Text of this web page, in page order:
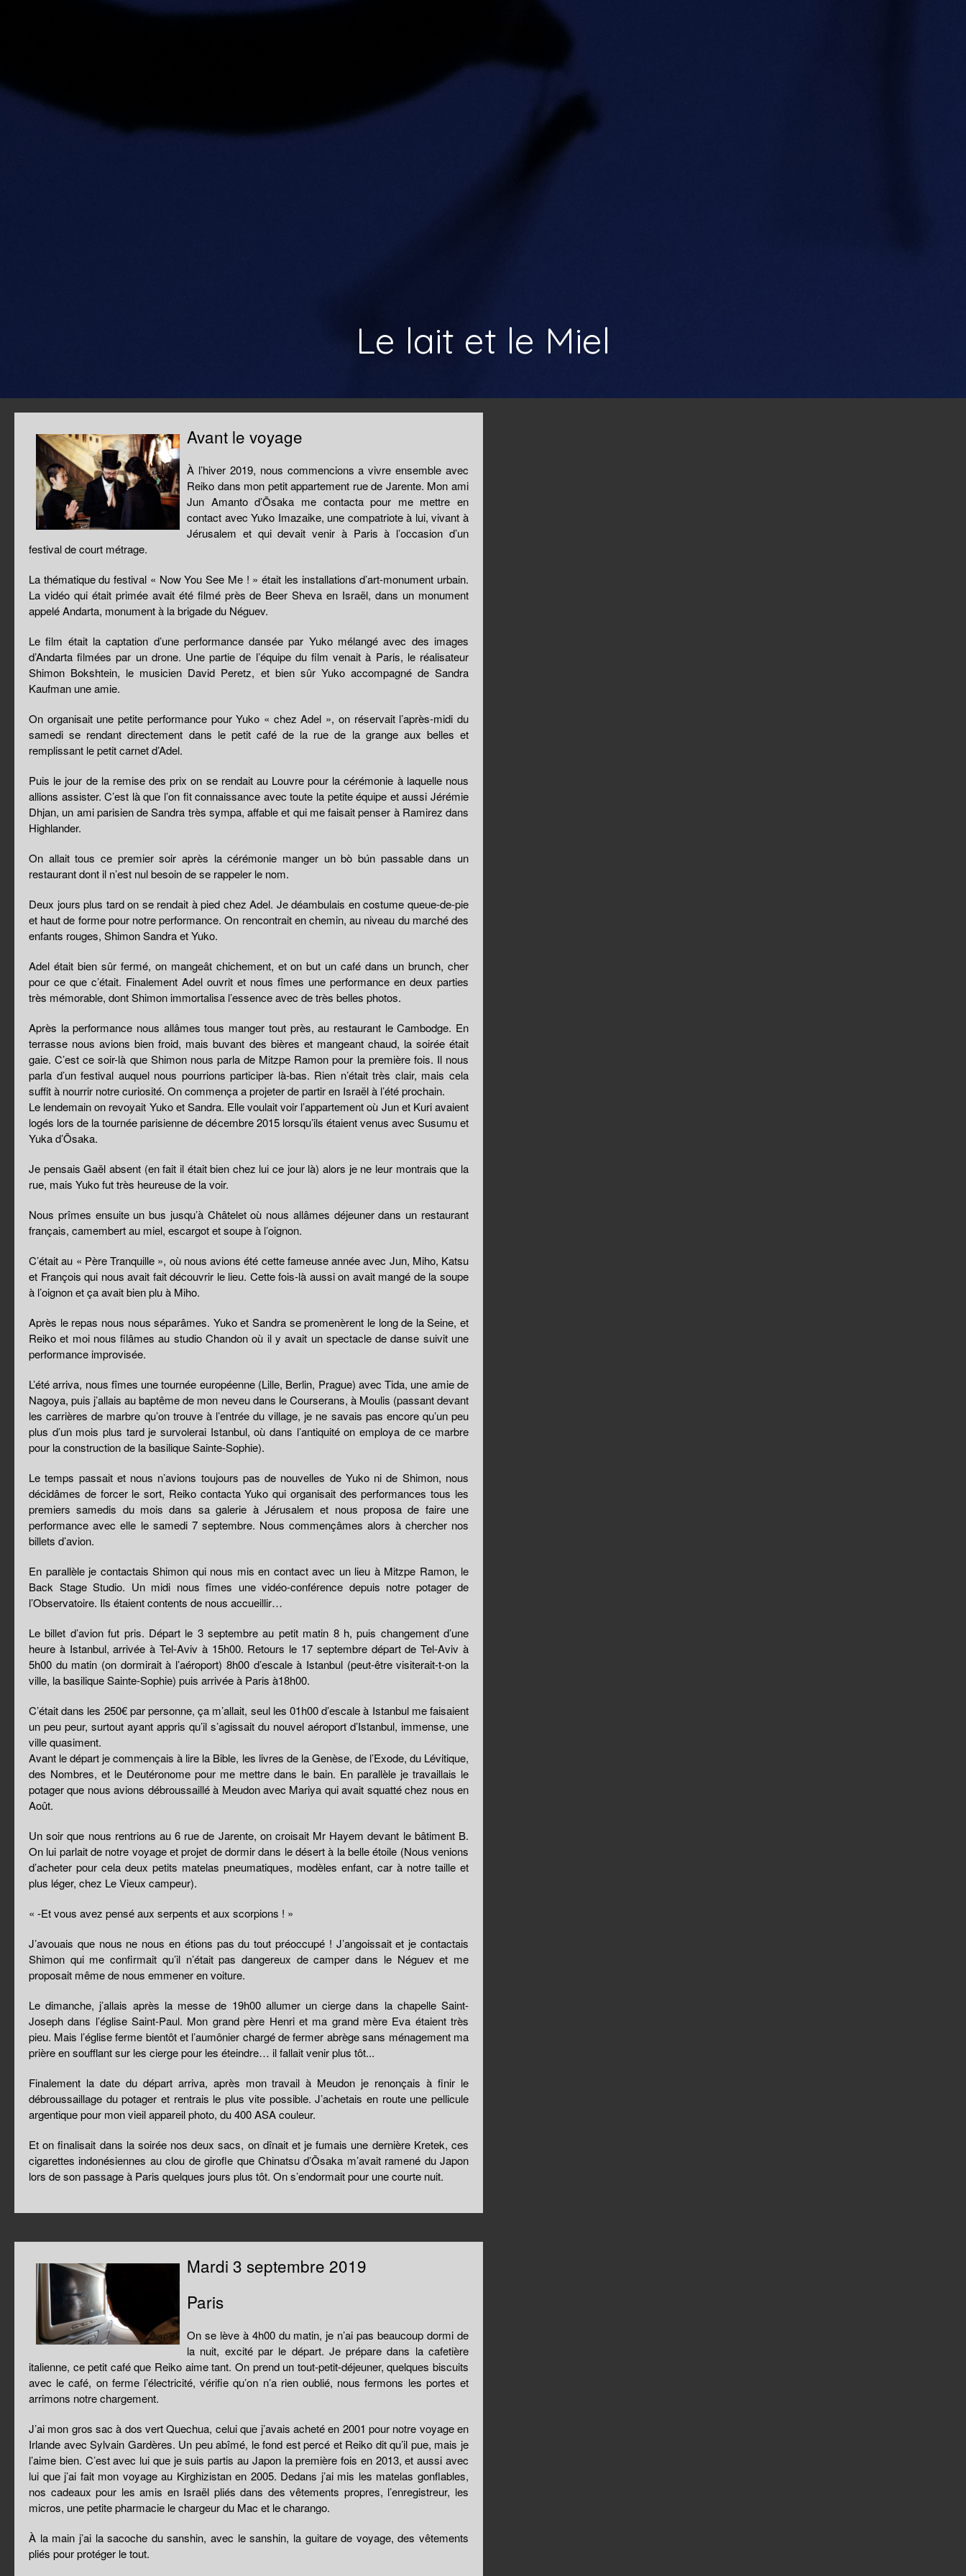
Le lait et le Miel
Avant le voyage
À l’hiver 2019, nous commencions a vivre ensemble avec
Reiko dans mon petit appartement rue de Jarente. Mon ami
Jun Amanto d’Ōsaka me contacta pour me mettre en
contact avec Yuko Imazaike, une compatriote à lui, vivant à
Jérusalem et qui devait venir à Paris à l’occasion d’un
festival de court métrage.
La thématique du festival « Now You See Me ! » était les installations d’art-monument urbain.
La vidéo qui était primée avait été filmé près de Beer Sheva en Israël, dans un monument
appelé Andarta, monument à la brigade du Néguev.
Le film était la captation d’une performance dansée par Yuko mélangé avec des images
d’Andarta filmées par un drone. Une partie de l’équipe du film venait à Paris, le réalisateur
Shimon Bokshtein, le musicien David Peretz, et bien sûr Yuko accompagné de Sandra
Kaufman une amie.
On organisait une petite performance pour Yuko « chez Adel », on réservait l’après-midi du
samedi se rendant directement dans le petit café de la rue de la grange aux belles et
remplissant le petit carnet d’Adel.
Puis le jour de la remise des prix on se rendait au Louvre pour la cérémonie à laquelle nous
allions assister. C’est là que l’on fit connaissance avec toute la petite équipe et aussi Jérémie
Dhjan, un ami parisien de Sandra très sympa, affable et qui me faisait penser à Ramirez dans
Highlander.
On allait tous ce premier soir après la cérémonie manger un bò bún passable dans un
restaurant dont il n’est nul besoin de se rappeler le nom.
Deux jours plus tard on se rendait à pied chez Adel. Je déambulais en costume queue-de-pie
et haut de forme pour notre performance. On rencontrait en chemin, au niveau du marché des
enfants rouges, Shimon Sandra et Yuko.
Adel était bien sûr fermé, on mangeât chichement, et on but un café dans un brunch, cher
pour ce que c’était. Finalement Adel ouvrit et nous fîmes une performance en deux parties
très mémorable, dont Shimon immortalisa l’essence avec de très belles photos.
Après la performance nous allâmes tous manger tout près, au restaurant le Cambodge. En
terrasse nous avions bien froid, mais buvant des bières et mangeant chaud, la soirée était
gaie. C’est ce soir-là que Shimon nous parla de Mitzpe Ramon pour la première fois. Il nous
parla d’un festival auquel nous pourrions participer là-bas. Rien n’était très clair, mais cela
suffit à nourrir notre curiosité. On commença a projeter de partir en Israël à l’été prochain.
Le lendemain on revoyait Yuko et Sandra. Elle voulait voir l’appartement où Jun et Kuri avaient
logés lors de la tournée parisienne de décembre 2015 lorsqu’ils étaient venus avec Susumu et
Yuka d’Ōsaka.
Je pensais Gaël absent (en fait il était bien chez lui ce jour là) alors je ne leur montrais que la
rue, mais Yuko fut très heureuse de la voir.
Nous prîmes ensuite un bus jusqu’à Châtelet où nous allâmes déjeuner dans un restaurant
français, camembert au miel, escargot et soupe à l’oignon.
C’était au « Père Tranquille », où nous avions été cette fameuse année avec Jun, Miho, Katsu
et François qui nous avait fait découvrir le lieu. Cette fois-là aussi on avait mangé de la soupe
à l’oignon et ça avait bien plu à Miho.
Après le repas nous nous séparâmes. Yuko et Sandra se promenèrent le long de la Seine, et
Reiko et moi nous filâmes au studio Chandon où il y avait un spectacle de danse suivit une
performance improvisée.
L’été arriva, nous fîmes une tournée européenne (Lille, Berlin, Prague) avec Tida, une amie de
Nagoya, puis j’allais au baptême de mon neveu dans le Courserans, à Moulis (passant devant
les carrières de marbre qu’on trouve à l’entrée du village, je ne savais pas encore qu’un peu
plus d’un mois plus tard je survolerai Istanbul, où dans l’antiquité on employa de ce marbre
pour la construction de la basilique Sainte-Sophie).
Le temps passait et nous n’avions toujours pas de nouvelles de Yuko ni de Shimon, nous
décidâmes de forcer le sort, Reiko contacta Yuko qui organisait des performances tous les
premiers samedis du mois dans sa galerie à Jérusalem et nous proposa de faire une
performance avec elle le samedi 7 septembre. Nous commençâmes alors à chercher nos
billets d’avion.
En parallèle je contactais Shimon qui nous mis en contact avec un lieu à Mitzpe Ramon, le
Back Stage Studio. Un midi nous fîmes une vidéo-conférence depuis notre potager de
l’Observatoire. Ils étaient contents de nous accueillir…
Le billet d’avion fut pris. Départ le 3 septembre au petit matin 8 h, puis changement d’une
heure à Istanbul, arrivée à Tel-Aviv à 15h00. Retours le 17 septembre départ de Tel-Aviv à
5h00 du matin (on dormirait à l’aéroport) 8h00 d’escale à Istanbul (peut-être visiterait-t-on la
ville, la basilique Sainte-Sophie) puis arrivée à Paris à18h00.
C’était dans les 250€ par personne, ça m’allait, seul les 01h00 d’escale à Istanbul me faisaient
un peu peur, surtout ayant appris qu’il s’agissait du nouvel aéroport d’Istanbul, immense, une
ville quasiment.
Avant le départ je commençais à lire la Bible, les livres de la Genèse, de l’Exode, du Lévitique,
des Nombres, et le Deutéronome pour me mettre dans le bain. En parallèle je travaillais le
potager que nous avions débroussaillé à Meudon avec Mariya qui avait squatté chez nous en
Août.
Un soir que nous rentrions au 6 rue de Jarente, on croisait Mr Hayem devant le bâtiment B.
On lui parlait de notre voyage et projet de dormir dans le désert à la belle étoile (Nous venions
d’acheter pour cela deux petits matelas pneumatiques, modèles enfant, car à notre taille et
plus léger, chez Le Vieux campeur).
« -Et vous avez pensé aux serpents et aux scorpions ! »
J’avouais que nous ne nous en étions pas du tout préoccupé ! J’angoissait et je contactais
Shimon qui me confirmait qu’il n’était pas dangereux de camper dans le Néguev et me
proposait même de nous emmener en voiture.
Le dimanche, j’allais après la messe de 19h00 allumer un cierge dans la chapelle Saint-
Joseph dans l’église Saint-Paul. Mon grand père Henri et ma grand mère Eva étaient très
pieu. Mais l’église ferme bientôt et l’aumônier chargé de fermer abrège sans ménagement ma
prière en soufflant sur les cierge pour les éteindre… il fallait venir plus tôt...
Finalement la date du départ arriva, après mon travail à Meudon je renonçais à finir le
débroussaillage du potager et rentrais le plus vite possible. J’achetais en route une pellicule
argentique pour mon vieil appareil photo, du 400 ASA couleur.
Et on finalisait dans la soirée nos deux sacs, on dînait et je fumais une dernière Kretek, ces
cigarettes indonésiennes au clou de girofle que Chinatsu d’Ōsaka m’avait ramené du Japon
lors de son passage à Paris quelques jours plus tôt. On s’endormait pour une courte nuit.
Mardi 3 septembre 2019
Paris
On se lève à 4h00 du matin, je n’ai pas beaucoup dormi de
la nuit, excité par le départ. Je prépare dans la cafetière
italienne, ce petit café que Reiko aime tant. On prend un tout-petit-déjeuner, quelques biscuits
avec le café, on ferme l’électricité, vérifie qu’on n’a rien oublié, nous fermons les portes et
arrimons notre chargement.
J’ai mon gros sac à dos vert Quechua, celui que j’avais acheté en 2001 pour notre voyage en
Irlande avec Sylvain Gardères. Un peu abîmé, le fond est percé et Reiko dit qu’il pue, mais je
l’aime bien. C’est avec lui que je suis partis au Japon la première fois en 2013, et aussi avec
lui que j’ai fait mon voyage au Kirghizistan en 2005. Dedans j’ai mis les matelas gonflables,
nos cadeaux pour les amis en Israël pliés dans des vêtements propres, l’enregistreur, les
micros, une petite pharmacie le chargeur du Mac et le charango.
À la main j’ai la sacoche du sanshin, avec le sanshin, la guitare de voyage, des vêtements
pliés pour protéger le tout.